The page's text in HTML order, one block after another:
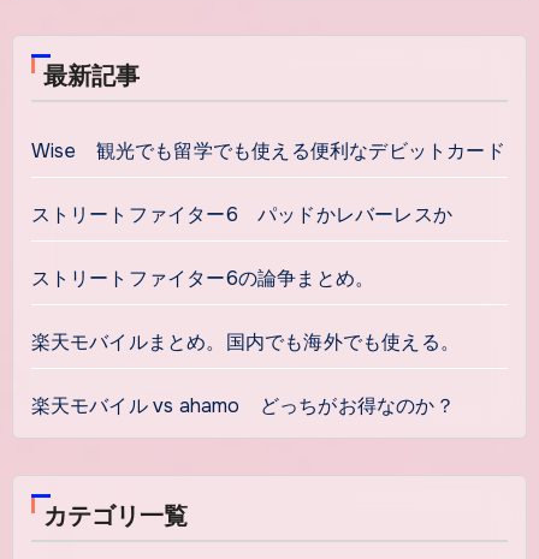
最新記事
Wise 観光でも留学でも使える便利なデビットカード
ストリートファイター6 パッドかレバーレスか
ストリートファイター6の論争まとめ。
楽天モバイルまとめ。国内でも海外でも使える。
楽天モバイル vs ahamo どっちがお得なのか？
カテゴリ一覧